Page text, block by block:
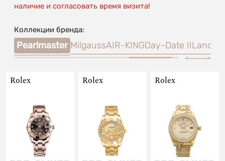
наличие и согласовать время визита!
Коллекции бренда:
Pearlmaster MilgaussAIR-KINGDay-Date IILand-
Rolex Rolex Rolex